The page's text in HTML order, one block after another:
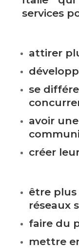
services
attirer
se
avoir
créer
être plus
réseaux
faire du
mettre